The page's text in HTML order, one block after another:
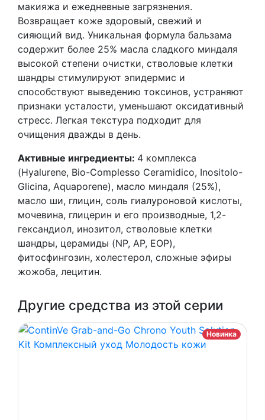
RADIANCE
Cleansing
Balm
макияжа и ежедневные загрязнения.
Возвращает коже здоровый, свежий и
сияющий вид. Уникальная формула бальзама
содержит более 25% масла сладкого миндаля
высокой степени очистки, стволовые клетки
шандры стимулируют эпидермис и
способствуют выведению токсинов, устраняют
признаки усталости, уменьшают оксидативный
стресс. Легкая текстура подходит для
очищения дважды в день.
Активные ингредиенты: 4 комплекса
(Hyalurene, Bio-Complesso Ceramidico, Inositolo-
Glicina, Aquaporene), масло миндаля (25%),
масло ши, глицин, соль гиалуроновой кислоты,
мочевина, глицерин и его производные, 1,2-
гександиол, инозитол, стволовые клетки
шандры, церамиды (NP, AP, EOP),
фитосфингозин, холестерол, сложные эфиры
жожоба, лецитин.
Другие средства из этой серии
Новинка